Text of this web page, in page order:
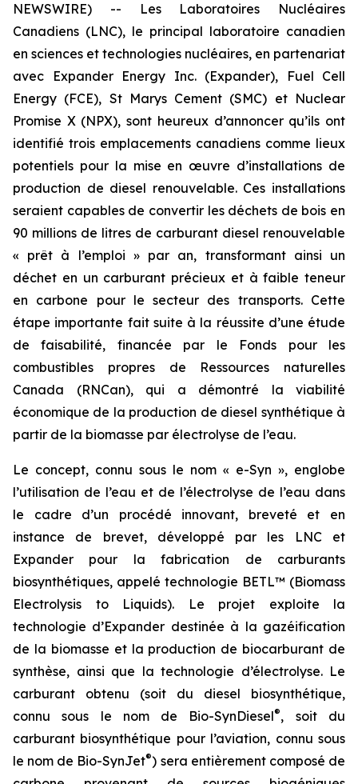
NEWSWIRE) -- Les Laboratoires Nucléaires
Canadiens (LNC), le principal laboratoire canadien
en sciences et technologies nucléaires, en partenariat
avec Expander Energy Inc. (Expander), Fuel Cell
Energy (FCE), St Marys Cement (SMC) et Nuclear
Promise X (NPX), sont heureux d’annoncer qu’ils ont
identifié trois emplacements canadiens comme lieux
potentiels pour la mise en œuvre d’installations de
production de diesel renouvelable. Ces installations
seraient capables de convertir les déchets de bois en
90 millions de litres de carburant diesel renouvelable
« prêt à l’emploi » par an, transformant ainsi un
déchet en un carburant précieux et à faible teneur
en carbone pour le secteur des transports. Cette
étape importante fait suite à la réussite d’une étude
de faisabilité, financée par le Fonds pour les
combustibles propres de Ressources naturelles
Canada (RNCan), qui a démontré la viabilité
économique de la production de diesel synthétique à
partir de la biomasse par électrolyse de l’eau.
Le concept, connu sous le nom « e-Syn », englobe
l’utilisation de l’eau et de l’électrolyse de l’eau dans
le cadre d’un procédé innovant, breveté et en
instance de brevet, développé par les LNC et
Expander pour la fabrication de carburants
biosynthétiques, appelé technologie BETL™ (Biomass
Electrolysis to Liquids). Le projet exploite la
technologie d’Expander destinée à la gazéification
de la biomasse et la production de biocarburant de
synthèse, ainsi que la technologie d’électrolyse. Le
carburant obtenu (soit du diesel biosynthétique,
connu sous le nom de Bio-SynDiesel®, soit du
carburant biosynthétique pour l’aviation, connu sous
le nom de Bio-SynJet®) sera entièrement composé de